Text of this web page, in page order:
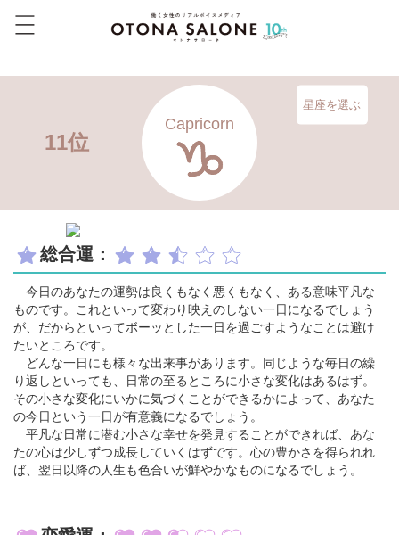
11位
Capricorn
星座を選ぶ
総合運：
今日のあなたの運勢は良くもなく悪くもなく、ある意味平凡な
ものです。これといって変わり映えのしない一日になるでしょう
が、だからといってボーッとした一日を過ごすようなことは避け
たいところです。
どんな一日にも様々な出来事があります。同じような毎日の繰
り返しといっても、日常の至るところに小さな変化はあるはず。
その小さな変化にいかに気づくことができるかによって、あなた
の今日という一日が有意義になるでしょう。
平凡な日常に潜む小さな幸せを発見することができれば、あな
たの心は少しずつ成長していくはずです。心の豊かさを得られれ
ば、翌日以降の人生も色合いが鮮やかなものになるでしょう。